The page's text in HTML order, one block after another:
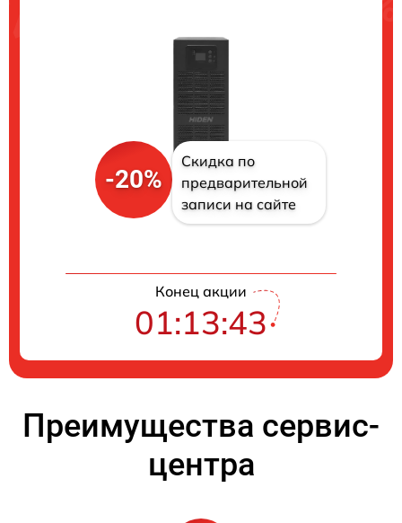
-20%
Скидка по
предварительной
записи на сайте
Конец акции
01:13:42
Преимущества сервис-
центра